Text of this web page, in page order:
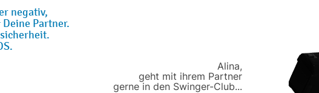
negativ,
Partner.
Alina,
geht mit ihrem Partner
gerne in den Swinger-Club...